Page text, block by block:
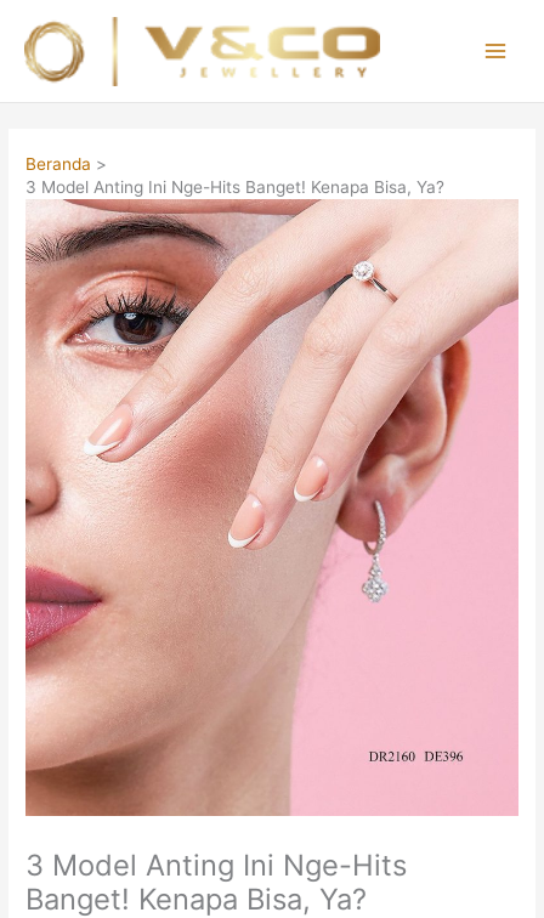
konten
Beranda
3 Model Anting Ini Nge-Hits Banget! Kenapa Bisa, Ya?
3 Model Anting Ini Nge-Hits
Banget! Kenapa Bisa, Ya?